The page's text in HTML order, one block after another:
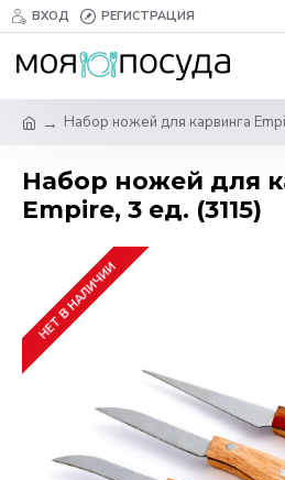
ВХОД РЕГИСТРАЦИЯ
Набор ножей для карвинга
Набор ножей для
Empire, 3 ед. (3115)
НЕТ В НАЛИЧИИ